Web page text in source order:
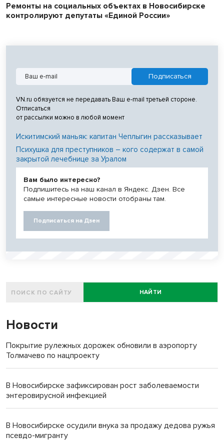
Ремонты на социальных объектах в Новосибирске
контролируют депутаты «Единой России»
VN.ru обязуется не передавать Ваш e-mail третьей стороне.
Отписаться
от рассылки можно в любой момент
Искитимский маньяк: капитан Чеплыгин рассказывает
Психушка для преступников – кого содержат в самой
закрытой лечебнице за Уралом
Вам было интересно?
Подпишитесь на наш канал в Яндекс. Дзен. Все
самые интересные новости отобраны там.
Подписаться на Дзен
НАЙТИ
Новости
Покрытие рулежных дорожек обновили в аэропорту
Толмачево по нацпроекту
В Новосибирске зафиксирован рост заболеваемости
энтеровирусной инфекцией
В Новосибирске осудили внука за продажу дедова ружья
псевдо-мигранту